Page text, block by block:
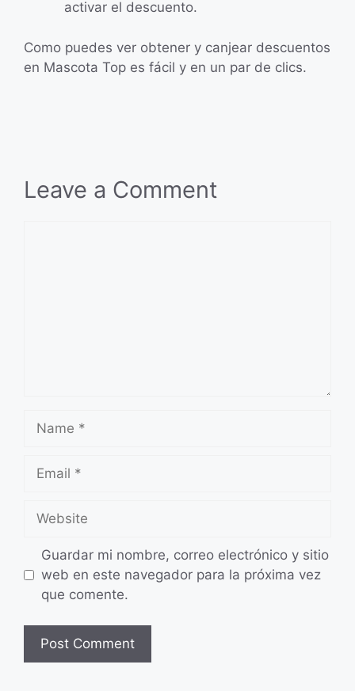
activar el descuento.
Como puedes ver obtener y canjear descuentos
en Mascota Top es fácil y en un par de clics.
Leave a Comment
Name
Email
Website
Guardar mi nombre, correo electrónico y sitio
web en este navegador para la próxima vez
que comente.